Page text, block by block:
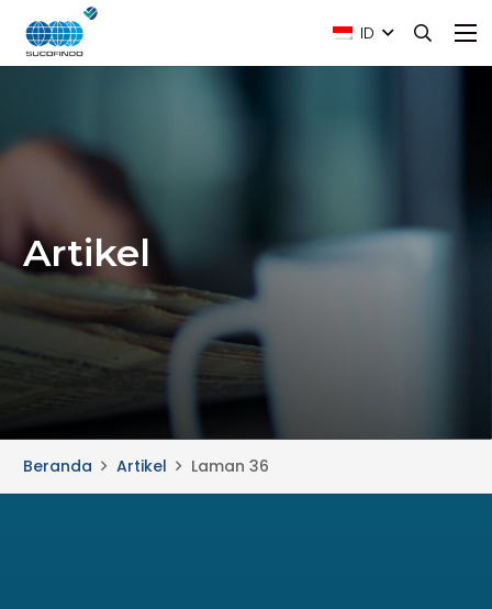
ID
Artikel
Beranda Artikel Laman 36